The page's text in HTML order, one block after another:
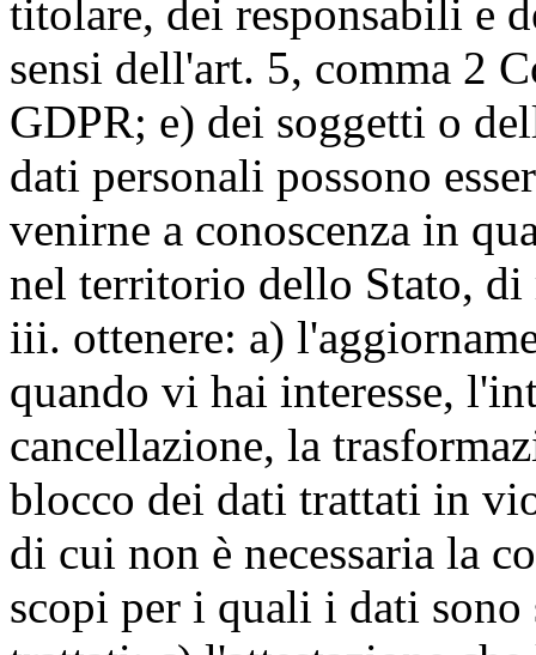
titolare, dei responsabili e
sensi dell'art. 5, comma 2
GDPR; e) dei soggetti o
dati personali possono
venirne a conoscenza in
nel territorio dello Stato,
iii. ottenere: a)
quando vi hai interesse,
cancellazione, la
blocco dei dati trattati in
di cui non è necessaria la
scopi per i quali i dati sono